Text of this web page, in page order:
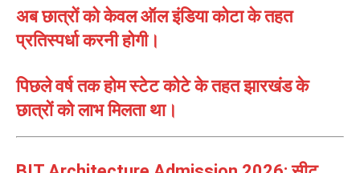
अब छात्रों को केवल ऑल इंडिया कोटा के तहत
प्रतिस्पर्धा करनी होगी।
पिछले वर्ष तक होम स्टेट कोटे के तहत झारखंड के
छात्रों को लाभ मिलता था।